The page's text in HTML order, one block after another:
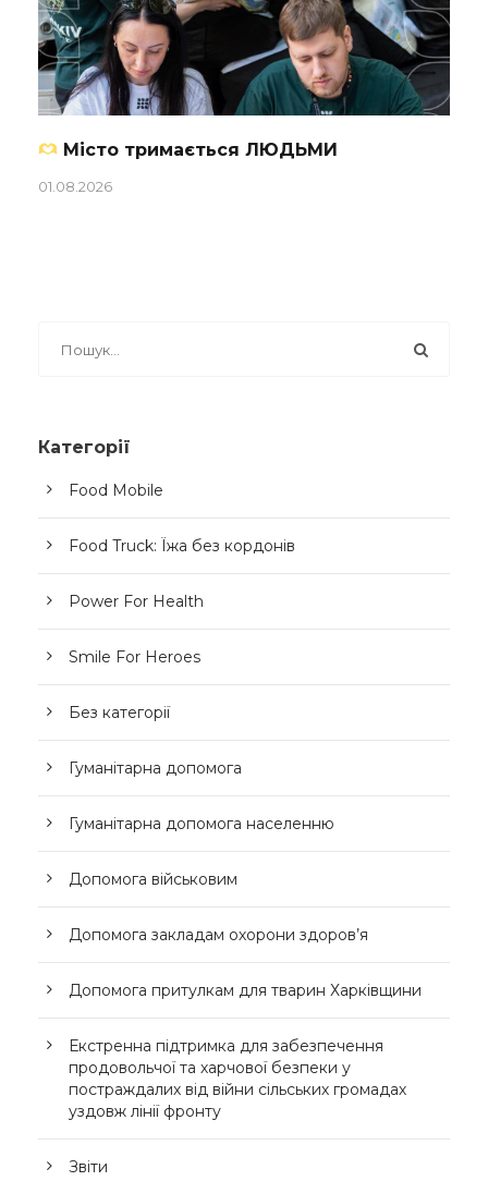
Місто тримається ЛЮДЬМИ
01.08.2026
Категорії
Food Mobile
Food Truck: Їжа без кордонів
Power For Health
Smile For Heroes
Без категорії
Гуманітарна допомога
Гуманітарна допомога населенню
Допомога військовим
Допомога закладам охорони здоров’я
Допомога притулкам для тварин Харківщини
Екстренна підтримка для забезпечення
продовольчої та харчової безпеки у
постраждалих від війни сільських громадах
уздовж лінії фронту
Звіти